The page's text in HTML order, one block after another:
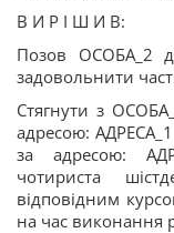
В И Р І Ш И В:
Позов ОСОБА_2
задовольнити
Стягнути з
адресою:
за адресою:
чотириста
відповідним
на час виконання